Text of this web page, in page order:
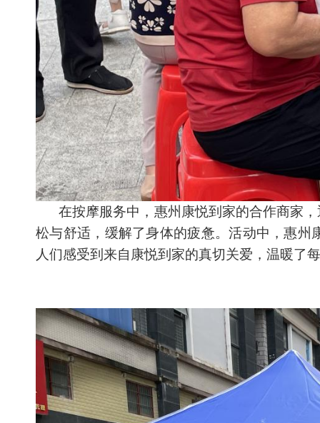
在按摩服务中，惠州康悦到家的合作商家
松与舒适，缓解了身体的疲惫。活动中，惠
人们感受到来自康悦到家的真切关爱，温暖了